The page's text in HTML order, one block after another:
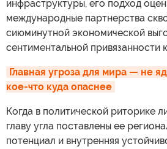
инфраструктуры, его подход
международные партнерства
сиюминутной экономической
сентиментальной привязанности
Главная угроза для мира — не
кое-что куда опаснее
Когда в политической риторике
главу угла поставлены ее
потенциал и внутренняя